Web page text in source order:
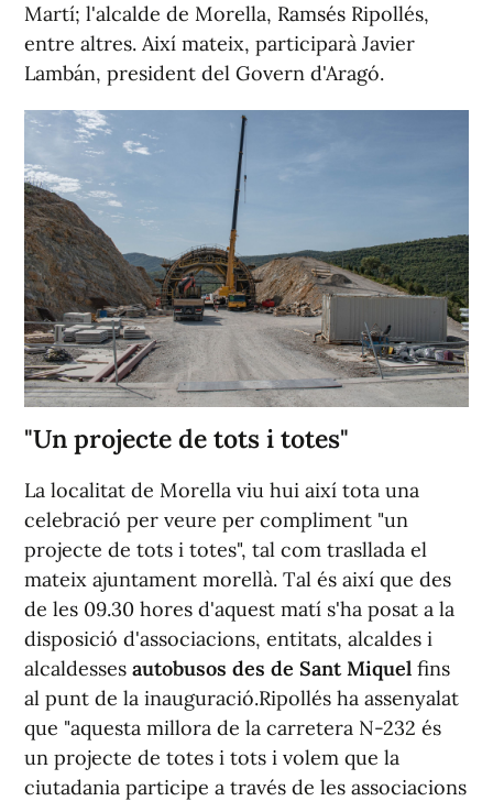
Martí; l'alcalde de Morella, Ramsés Ripollés,
entre altres. Així mateix, participarà Javier
Lambán, president del Govern d'Aragó.
"Un projecte de tots i totes"
La localitat de Morella viu hui així tota una
celebració per veure per compliment "un
projecte de tots i totes", tal com trasllada el
mateix ajuntament morellà. Tal és així que des
de les 09.30 hores d'aquest matí s'ha posat a la
disposició d'associacions, entitats, alcaldes i
alcaldesses autobusos des de Sant Miquel fins
al punt de la inauguració.Ripollés ha assenyalat
que "aquesta millora de la carretera N-232 és
un projecte de totes i tots i volem que la
ciutadania participe a través de les associacions